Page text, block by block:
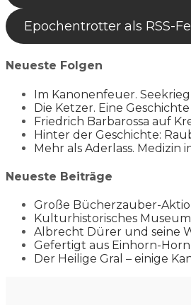
Epochentrotter als RSS-
Neueste Folgen
Im Kanonenfeuer.
Die Ketzer. Eine
Friedrich Barbarossa auf
Hinter der Geschichte:
Mehr als Aderlass. Medizin
Neueste Beiträge
Große Bücherzauber-
Kulturhistorisches
Albrecht Dürer und seine
Gefertigt aus Einhorn-Horn
Der Heilige Gral – einige